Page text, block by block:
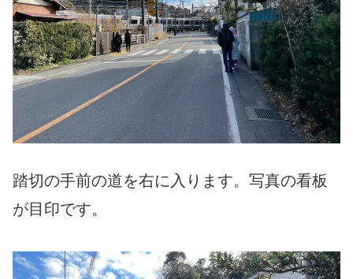
踏切の手前の道を右に入ります。写真の看板
が目印です。